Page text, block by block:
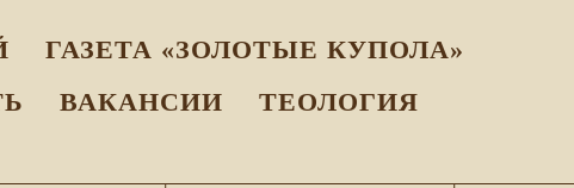
ГАЗЕТА «ЗОЛОТЫЕ КУПОЛА»
ВАКАНСИИ ТЕОЛОГИЯ